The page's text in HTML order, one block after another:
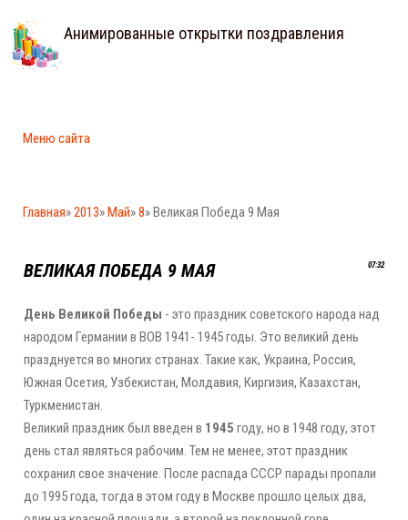
Анимированные открытки поздравления
Меню сайта
Главная»2013»Май»8» Великая Победа 9 Мая
07:32
ВЕЛИКАЯ ПОБЕДА 9 МАЯ
День Великой Победы - это праздник советского народа над
народом Германии в ВОВ 1941- 1945 годы. Это великий день
празднуется во многих странах. Такие как, Украина, Россия,
Южная Осетия, Узбекистан, Молдавия, Киргизия, Казахстан,
Туркменистан.
Великий праздник был введен в 1945 году, но в 1948 году, этот
день стал являться рабочим. Тем не менее, этот праздник
сохранил свое значение. После распада СССР парады пропали
до 1995 года, тогда в этом году в Москве прошло целых два,